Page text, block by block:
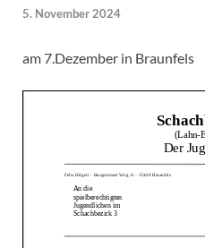
5. November 2024
am 7.Dezember in Braunfels